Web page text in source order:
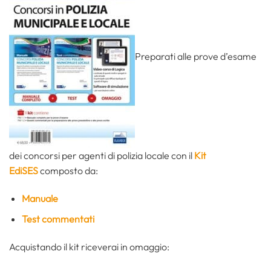
Preparati alle prove d’esame
dei concorsi per agenti di polizia locale con il Kit
EdiSEScomposto da:
Manuale
Test commentati
Acquistando il kit riceverai in omaggio: